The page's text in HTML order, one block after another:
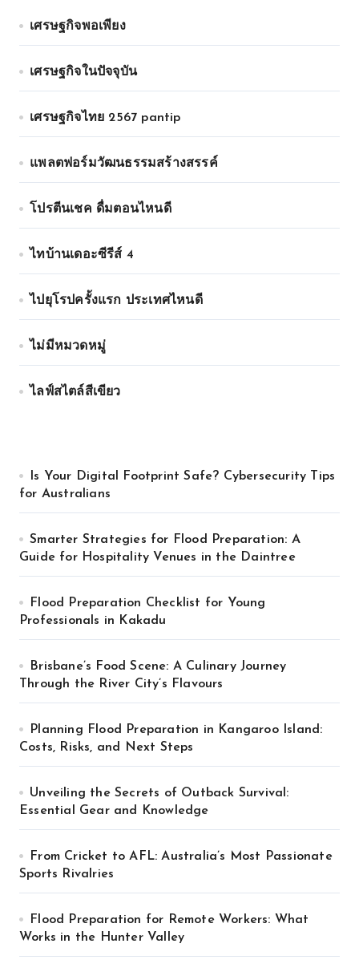
เศรษฐกิจพอเพียง
เศรษฐกิจในปัจจุบัน
เศรษฐกิจไทย 2567 pantip
แพลตฟอร์มวัฒนธรรมสร้างสรรค์
โปรตีนเชค ดื่มตอนไหนดี
ไทบ้านเดอะซีรีส์ 4
ไปยุโรปครั้งแรก ประเทศไหนดี
ไม่มีหมวดหมู่
ไลฟ์สไตล์สีเขียว
Is Your Digital Footprint Safe? Cybersecurity Tips
for Australians
Smarter Strategies for Flood Preparation: A
Guide for Hospitality Venues in the Daintree
Flood Preparation Checklist for Young
Professionals in Kakadu
Brisbane’s Food Scene: A Culinary Journey
Through the River City’s Flavours
Planning Flood Preparation in Kangaroo Island:
Costs, Risks, and Next Steps
Unveiling the Secrets of Outback Survival:
Essential Gear and Knowledge
From Cricket to AFL: Australia’s Most Passionate
Sports Rivalries
Flood Preparation for Remote Workers: What
Works in the Hunter Valley